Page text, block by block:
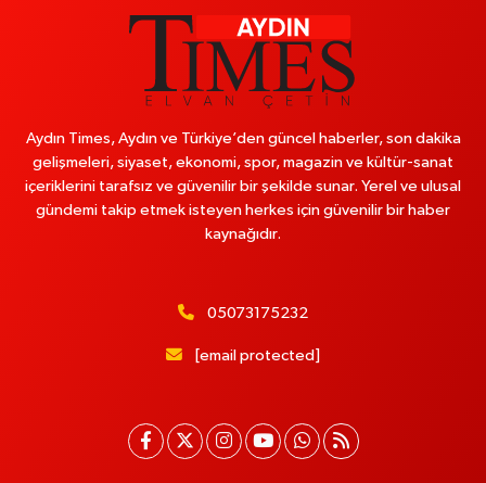
Aydın Times, Aydın ve Türkiye’den güncel haberler, son dakika
gelişmeleri, siyaset, ekonomi, spor, magazin ve kültür-sanat
içeriklerini tarafsız ve güvenilir bir şekilde sunar. Yerel ve ulusal
gündemi takip etmek isteyen herkes için güvenilir bir haber
kaynağıdır.
05073175232
[email protected]